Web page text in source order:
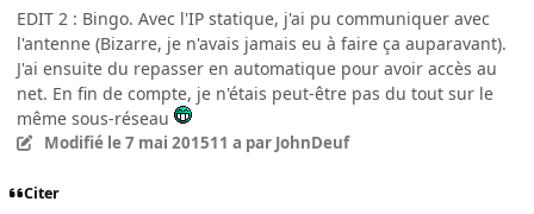
EDIT 2 : Bingo. Avec l'IP statique, j'ai pu communiquer avec
l'antenne (Bizarre, je n'avais jamais eu à faire ça auparavant).
J'ai ensuite du repasser en automatique pour avoir accès au
net. En fin de compte, je n'étais peut-être pas du tout sur le
même sous-réseau
Modifié le 7 mai 201511 a par JohnDeuf
Citer